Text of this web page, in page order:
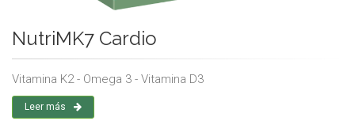
NutriMK7 Cardio
Vitamina K2 - Omega 3 - Vitamina D3
Leer más